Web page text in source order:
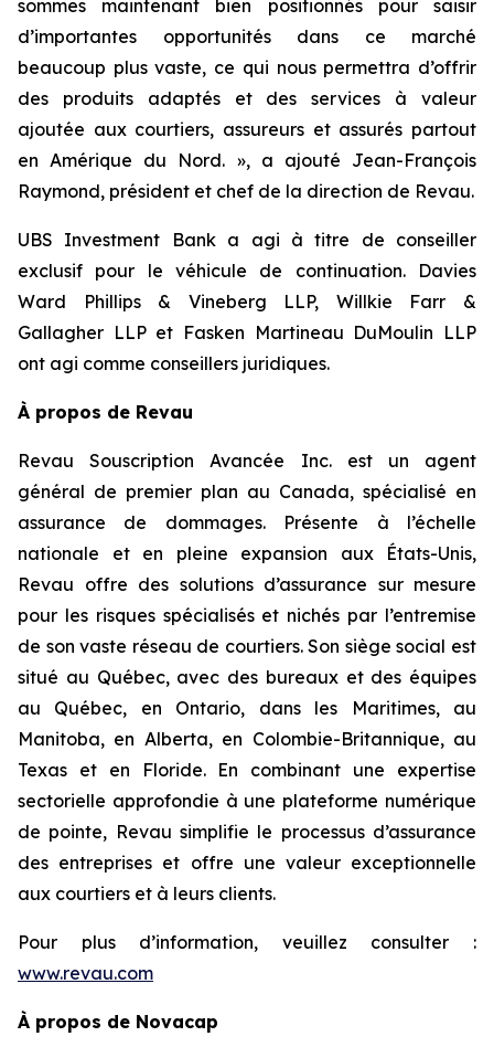
sommes maintenant bien positionnés pour saisir
d’importantes opportunités dans ce marché
beaucoup plus vaste, ce qui nous permettra d’offrir
des produits adaptés et des services à valeur
ajoutée aux courtiers, assureurs et assurés partout
en Amérique du Nord. », a ajouté Jean-François
Raymond, président et chef de la direction de Revau.
UBS Investment Bank a agi à titre de conseiller
exclusif pour le véhicule de continuation. Davies
Ward Phillips & Vineberg LLP, Willkie Farr &
Gallagher LLP et Fasken Martineau DuMoulin LLP
ont agi comme conseillers juridiques.
À propos de Revau
Revau Souscription Avancée Inc. est un agent
général de premier plan au Canada, spécialisé en
assurance de dommages. Présente à l’échelle
nationale et en pleine expansion aux États-Unis,
Revau offre des solutions d’assurance sur mesure
pour les risques spécialisés et nichés par l’entremise
de son vaste réseau de courtiers. Son siège social est
situé au Québec, avec des bureaux et des équipes
au Québec, en Ontario, dans les Maritimes, au
Manitoba, en Alberta, en Colombie-Britannique, au
Texas et en Floride. En combinant une expertise
sectorielle approfondie à une plateforme numérique
de pointe, Revau simplifie le processus d’assurance
des entreprises et offre une valeur exceptionnelle
aux courtiers et à leurs clients.
Pour plus d’information, veuillez consulter :
www.revau.com
À propos de Novacap